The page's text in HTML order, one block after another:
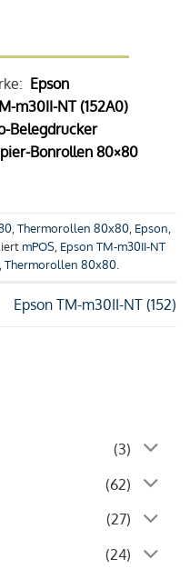
(3)
(62)
(27)
(24)
Epson
m30II-NT (152A0)
Belegdrucker
Bonrollen 80×80
,Thermorollen 80x80, Epson,
mPOS, Epson TM-m30II-NT
,Thermorollen 80x80.
Epson TM-m30II-NT (152)